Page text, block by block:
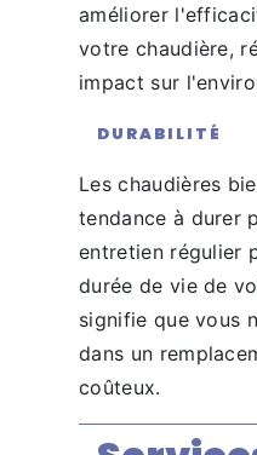
améliorer
votre chaudière,
impact sur
DURABILITÉ
Les chaudières
tendance à durer
entretien régulier
durée de vie de
signifie que vous
dans un
coûteux.